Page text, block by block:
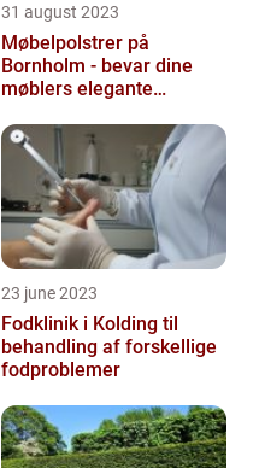
31 august 2023
Møbelpolstrer på
Bornholm - bevar dine
møblers elegante
23 june 2023
Fodklinik i Kolding til
behandling af forskellige
fodproblemer